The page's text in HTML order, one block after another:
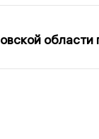
области